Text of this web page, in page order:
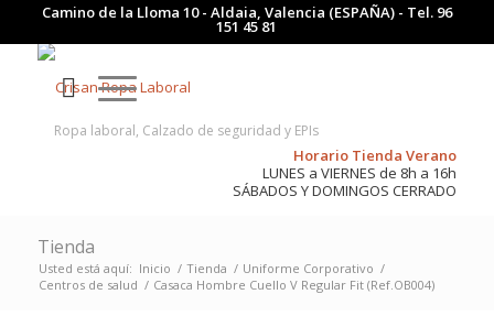
Camino de la Lloma 10 - Aldaia, Valencia (ESPAÑA) - Tel. 96
151 45 81
Ropa laboral, Calzado de seguridad y EPIs
Horario Tienda Verano
LUNES a VIERNES de 8h a 16h
SÁBADOS Y DOMINGOS CERRADO
Tienda
Usted está aquí: Inicio / Tienda / Uniforme Corporativo /
Centros de salud / Casaca Hombre Cuello V Regular Fit (Ref.OB004)